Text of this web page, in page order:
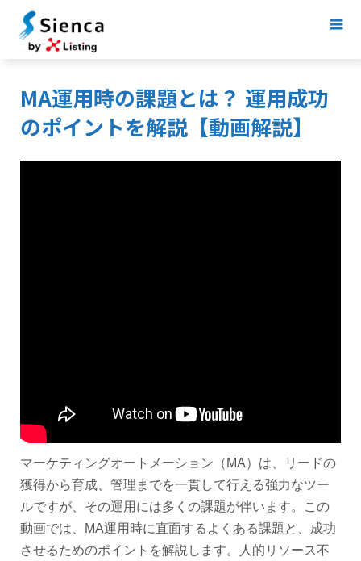
MA運用時の課題とは？ 運用成功
のポイントを解説【動画解説】
マーケティングオートメーション（MA）は、リードの
獲得から育成、管理までを一貫して行える強力なツー
ルですが、その運用には多くの課題が伴います。この
動画では、MA運用時に直面するよくある課題と、成功
させるためのポイントを解説します。人的リソース不